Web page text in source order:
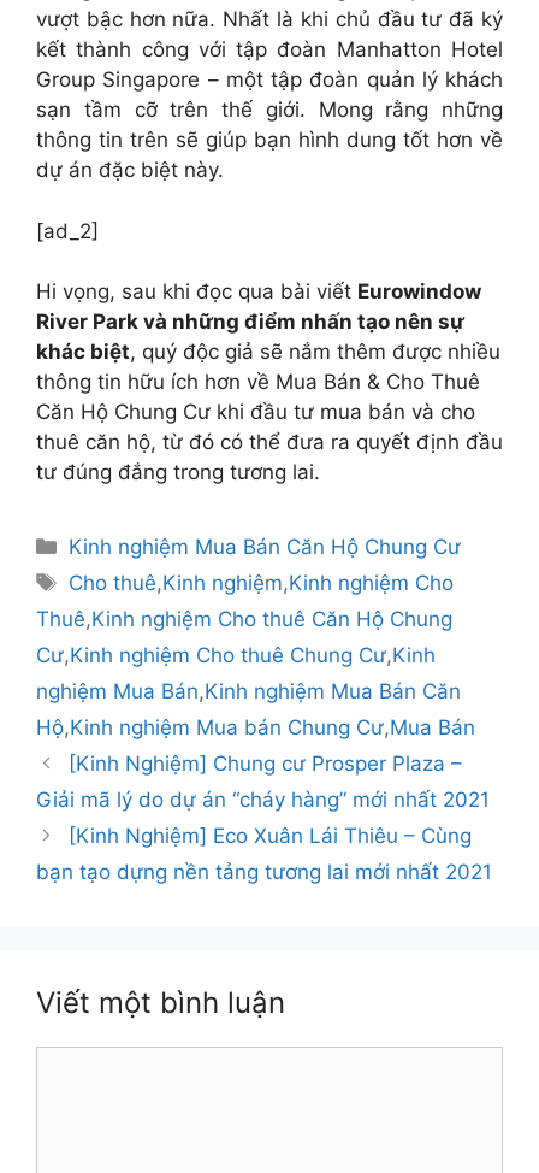
vượt bậc hơn nữa. Nhất là khi chủ đầu tư đã ký
kết thành công với tập đoàn Manhatton Hotel
Group Singapore – một tập đoàn quản lý khách
sạn tầm cỡ trên thế giới. Mong rằng những
thông tin trên sẽ giúp bạn hình dung tốt hơn về
dự án đặc biệt này.
[ad_2]
Hi vọng, sau khi đọc qua bài viết Eurowindow
River Park và những điểm nhấn tạo nên sự
khác biệt, quý độc giả sẽ nắm thêm được nhiều
thông tin hữu ích hơn về Mua Bán & Cho Thuê
Căn Hộ Chung Cư khi đầu tư mua bán và cho
thuê căn hộ, từ đó có thể đưa ra quyết định đầu
tư đúng đắng trong tương lai.
Danh
mục
Kinh nghiệm Mua Bán Căn Hộ Chung Cư
Thẻ
Cho thuê,Kinh nghiệm,Kinh nghiệm Cho
Thuê,Kinh nghiệm Cho thuê Căn Hộ Chung
Cư,Kinh nghiệm Cho thuê Chung Cư,Kinh
nghiệm Mua Bán,Kinh nghiệm Mua Bán Căn
Hộ,Kinh nghiệm Mua bán Chung Cư,Mua Bán
Điều
hướng
[Kinh Nghiệm] Chung cư Prosper Plaza –
Giải mã lý do dự án “cháy hàng” mới nhất 2021
[Kinh Nghiệm] Eco Xuân Lái Thiêu – Cùng
bạn tạo dựng nền tảng tương lai mới nhất 2021
Viết một bình luận